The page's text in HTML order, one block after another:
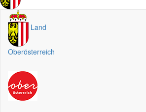
Land
Oberösterreich